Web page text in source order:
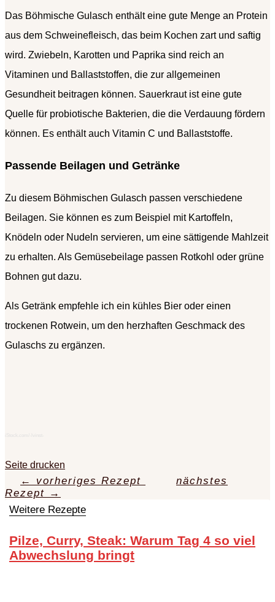
Das Böhmische Gulasch enthält eine gute Menge an Protein
aus dem Schweinefleisch, das beim Kochen zart und saftig
wird. Zwiebeln, Karotten und Paprika sind reich an
Vitaminen und Ballaststoffen, die zur allgemeinen
Gesundheit beitragen können. Sauerkraut ist eine gute
Quelle für probiotische Bakterien, die die Verdauung fördern
können. Es enthält auch Vitamin C und Ballaststoffe.
Passende Beilagen und Getränke
Zu diesem Böhmischen Gulasch passen verschiedene
Beilagen. Sie können es zum Beispiel mit Kartoffeln,
Knödeln oder Nudeln servieren, um eine sättigende Mahlzeit
zu erhalten. Als Gemüsebeilage passen Rotkohl oder grüne
Bohnen gut dazu.
Als Getränk empfehle ich ein kühles Bier oder einen
trockenen Rotwein, um den herzhaften Geschmack des
Gulaschs zu ergänzen.
Seite drucken
← vorheriges Rezept
nächstes
Rezept →
Weitere Rezepte
Pilze, Curry, Steak: Warum Tag 4 so viel
Abwechslung bringt